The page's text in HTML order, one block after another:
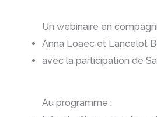
Un webinaire en
Anna Loaec et Lancelot
avec la participation de
Au programme :